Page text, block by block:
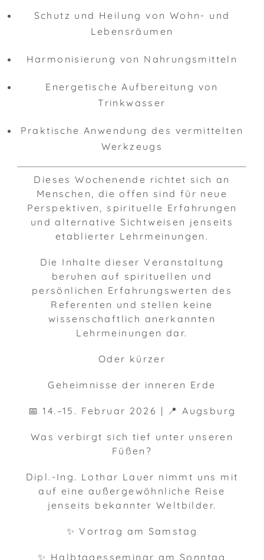
Schutz und Heilung von Wohn- und
Lebensräumen
Harmonisierung von Nahrungsmitteln
Energetische Aufbereitung von
Trinkwasser
Praktische Anwendung des vermittelten
Werkzeugs
Dieses Wochenende richtet sich an
Menschen, die offen sind für neue
Perspektiven, spirituelle Erfahrungen
und alternative Sichtweisen jenseits
etablierter Lehrmeinungen.
Die Inhalte dieser Veranstaltung
beruhen auf spirituellen und
persönlichen Erfahrungswerten des
Referenten und stellen keine
wissenschaftlich anerkannten
Lehrmeinungen dar.
Oder kürzer
Geheimnisse der inneren Erde
📅 14.–15. Februar 2026 | 📍 Augsburg
Was verbirgt sich tief unter unseren
Füßen?
Dipl.-Ing. Lothar Lauer nimmt uns mit
auf eine außergewöhnliche Reise
jenseits bekannter Weltbilder.
✨ Vortrag am Samstag
✨ Halbtagesseminar am Sonntag